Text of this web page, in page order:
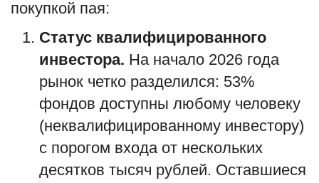
покупкой пая:
Статус квалифицированного
инвестора. На начало 2026 года
рынок четко разделился: 53%
фондов доступны любому человеку
(неквалифицированному инвестору)
с порогом входа от нескольких
десятков тысяч рублей. Оставшиеся